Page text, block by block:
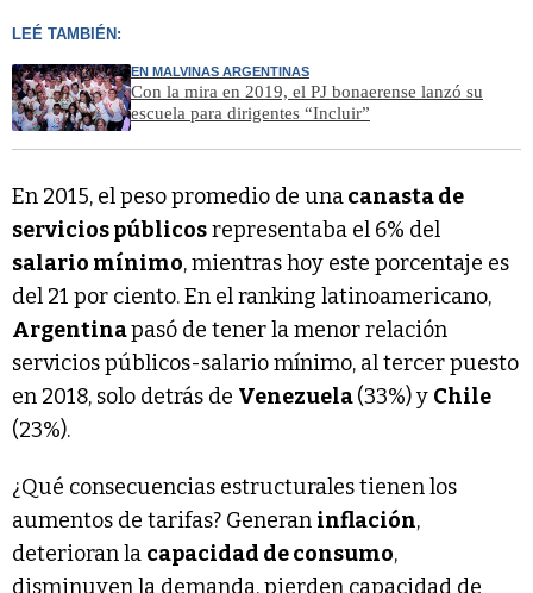
LEÉ TAMBIÉN:
EN MALVINAS ARGENTINAS
Con la mira en 2019, el PJ bonaerense lanzó su
escuela para dirigentes “Incluir”
En 2015, el peso promedio de unacanasta de
servicios públicosrepresentaba el 6% del
salario mínimo, mientras hoy este porcentaje es
del 21 por ciento. En el ranking latinoamericano,
Argentinapasó de tener la menor relación
servicios públicos-salario mínimo, al tercer puesto
en 2018, solo detrás de Venezuela(33%) y Chile
(23%).
¿Qué consecuencias estructurales tienen los
aumentos de tarifas? Generan inflación,
deterioran la capacidad de consumo,
disminuyen la demanda, pierden capacidad de